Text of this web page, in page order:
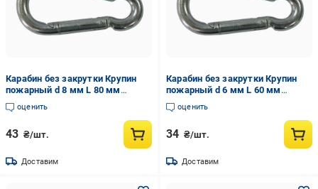
Карабин без закрутки Крупин
пожарный d 8 мм L 80 мм
(36599)
оценить
43 ₴/шт.
Доставим
Карабин без закрутки Крупин
пожарный d 6 мм L 60 мм
(36598)
оценить
34 ₴/шт.
Доставим